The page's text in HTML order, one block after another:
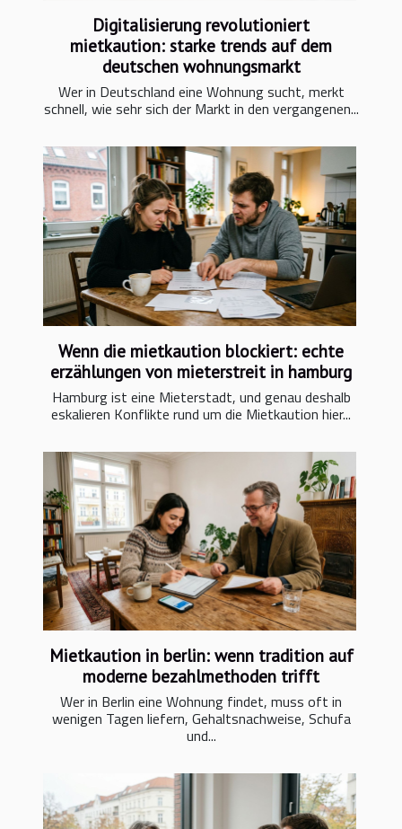
Digitalisierung revolutioniert
mietkaution: starke trends auf dem
deutschen wohnungsmarkt
Wer in Deutschland eine Wohnung sucht, merkt
schnell, wie sehr sich der Markt in den vergangenen...
Wenn die mietkaution blockiert: echte
erzählungen von mieterstreit in hamburg
Hamburg ist eine Mieterstadt, und genau deshalb
eskalieren Konflikte rund um die Mietkaution hier...
Mietkaution in berlin: wenn tradition auf
moderne bezahlmethoden trifft
Wer in Berlin eine Wohnung findet, muss oft in
wenigen Tagen liefern, Gehaltsnachweise, Schufa
und...